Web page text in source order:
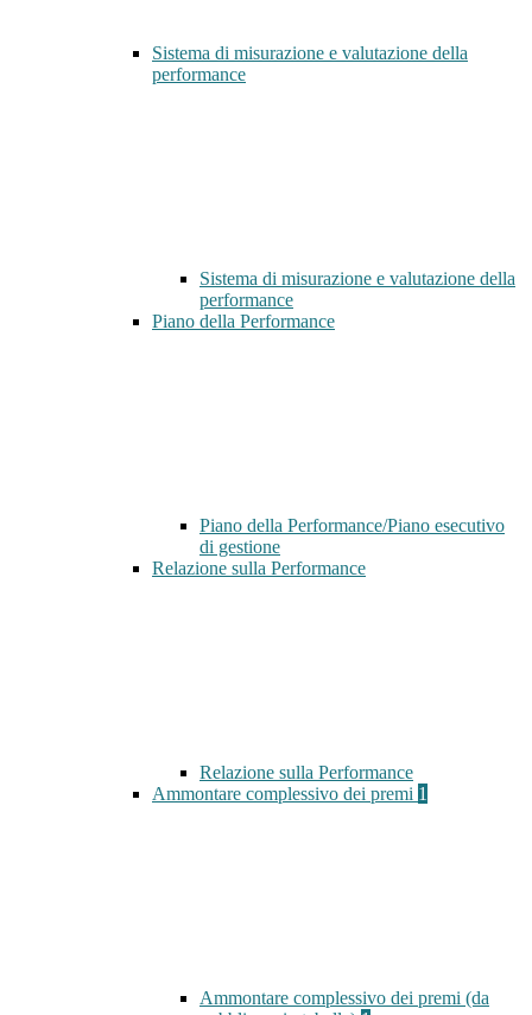
Sistema di misurazione e valutazione della
performance
Sistema di misurazione e valutazione della
performance
Piano della Performance
Piano della Performance/Piano esecutivo
di gestione
Relazione sulla Performance
Relazione sulla Performance
Ammontare complessivo dei premi 1
Ammontare complessivo dei premi (da